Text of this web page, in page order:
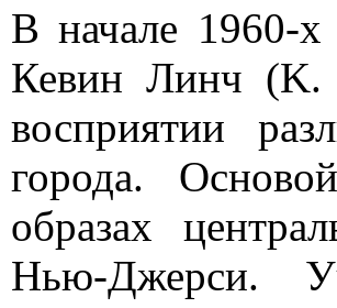
В начале 1960-х
Кевин Линч (K.
восприятии
города.
образах
Нью-Джерси.